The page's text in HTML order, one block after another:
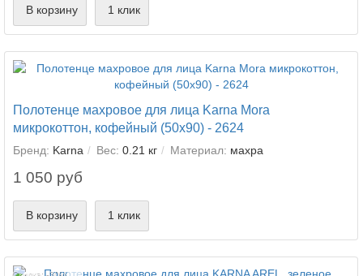
В корзину 1 клик
Полотенце махровое для лица Karna Mora
микрокоттон, кофейный (50x90) - 2624
Бренд: Karna Вес: 0.21 кг Материал: махра
1 050 руб
В корзину 1 клик